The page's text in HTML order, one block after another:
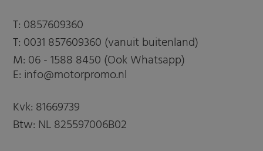
T: 0857609360
T: 0031 857609360 (vanuit buitenland)
M: 06 - 1588 8450 (Ook Whatsapp)
E: info@motorpromo.nl
Kvk: 81669739
Btw: NL 825597006B02